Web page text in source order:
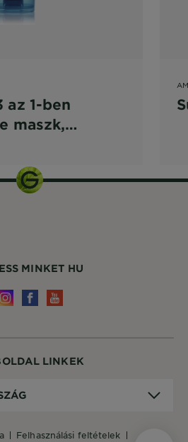
az 1-ben
maszk,
LINKEK
felhasználási feltételek
MINKET HU